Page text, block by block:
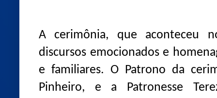
A cerimônia, que aconteceu
discursos emocionados e
e familiares. O Patrono da
Pinheiro, e a Patronesse